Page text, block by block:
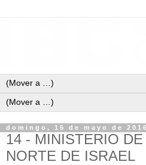
domingo, 15 de mayo de 2016
14 - MINISTERIO
NORTE DE ISRAEL